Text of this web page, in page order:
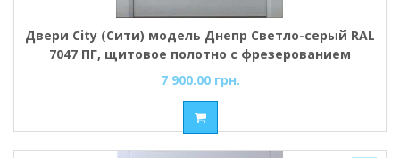
Двери City (Сити) модель Днепр Светло-серый RAL
7047 ПГ, щитовое полотно с фрезерованием
7 900.00 грн.